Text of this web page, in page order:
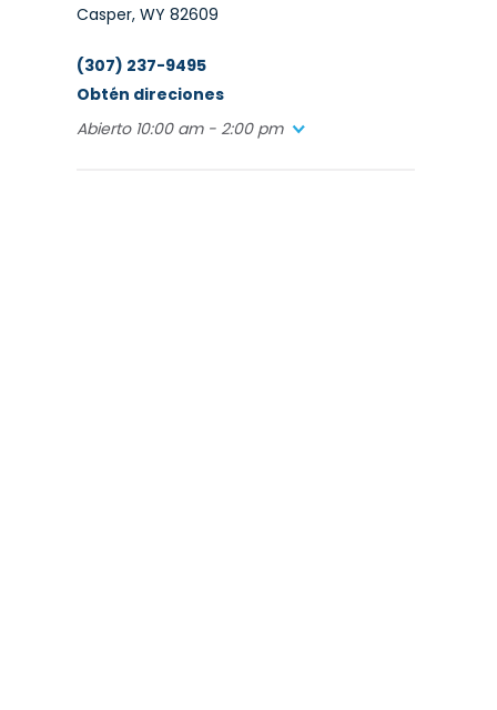
Casper, WY 82609
(307) 237-9495
Obtén direciones
Abierto 10:00 am - 2:00 pm